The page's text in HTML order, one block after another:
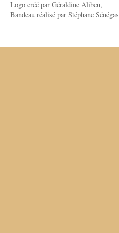
Logo créé par Géraldine Alibeu,
Bandeau réalisé par Stéphane Sénégas